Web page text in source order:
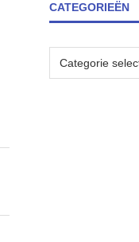
CATEGORIEËN